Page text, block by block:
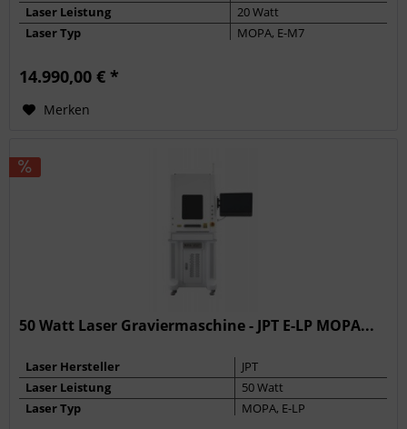
Laser Leistung
20 Watt
Laser Typ
MOPA, E-M7
Pulsbreite
14.990,00 € *
Merken
50 Watt Laser Graviermaschine - JPT E-LP MOPA...
Laser Hersteller
JPT
Laser Leistung
50 Watt
Laser Typ
MOPA, E-LP